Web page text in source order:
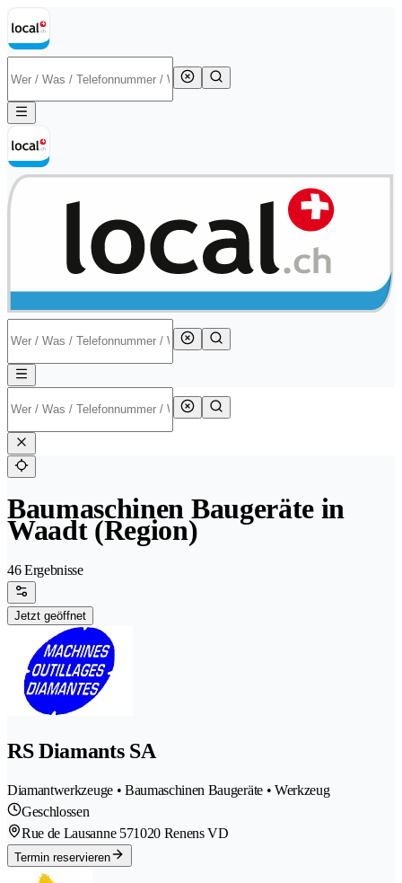
Baumaschinen Baugeräte in
Waadt (Region)
46 Ergebnisse
Jetzt geöffnet
RS Diamants SA
Diamantwerkzeuge • Baumaschinen Baugeräte • Werkzeug
Geschlossen
Rue de Lausanne 571020 Renens VD
Termin reservieren